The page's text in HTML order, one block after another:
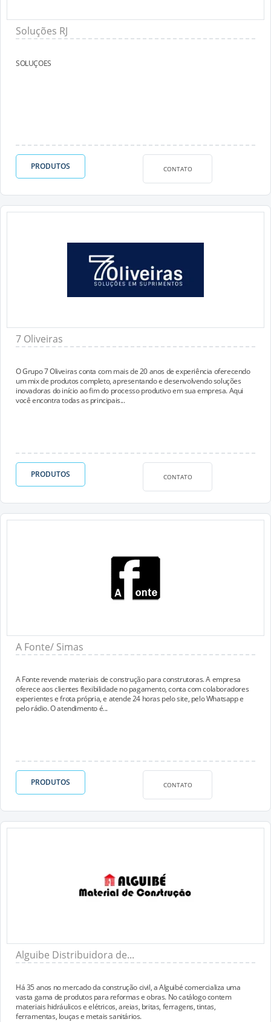
Soluções RJ
SOLUÇOES
PRODUTOS CONTATO
7 Oliveiras
O Grupo 7 Oliveiras conta com mais de 20 anos de experiência oferecendo
um mix de produtos completo, apresentando e desenvolvendo soluções
inovadoras do início ao fim do processo produtivo em sua empresa. Aqui
você encontra todas as principais...
PRODUTOS CONTATO
A Fonte/ Simas
A Fonte revende materiais de construção para construtoras. A empresa
oferece aos clientes flexibilidade no pagamento, conta com colaboradores
experientes e frota própria, e atende 24 horas pelo site, pelo Whatsapp e
pelo rádio. O atendimento é...
PRODUTOS CONTATO
Alguibe Distribuidora de...
Há 35 anos no mercado da construção civil, a Alguibé comercializa uma
vasta gama de produtos para reformas e obras. No catálogo contem
materiais hidráulicos e elétricos, areias, britas, ferragens, tintas,
ferramentas, louças e metais sanitários.